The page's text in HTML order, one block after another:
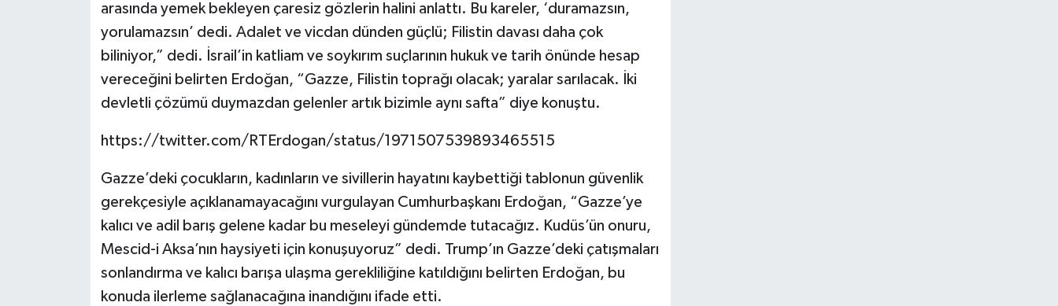
arasında yemek bekleyen çaresiz gözlerin halini anlattı. Bu kareler, ‘duramazsın,
yorulamazsın’ dedi. Adalet ve vicdan dünden güçlü; Filistin davası daha çok
biliniyor,” dedi. İsrail’in katliam ve soykırım suçlarının hukuk ve tarih önünde hesap
vereceğini belirten Erdoğan, “Gazze, Filistin toprağı olacak; yaralar sarılacak. İki
devletli çözümü duymazdan gelenler artık bizimle aynı safta” diye konuştu.
https://twitter.com/RTErdogan/status/1971507539893465515
Gazze’deki çocukların, kadınların ve sivillerin hayatını kaybettiği tablonun güvenlik
gerekçesiyle açıklanamayacağını vurgulayan Cumhurbaşkanı Erdoğan, “Gazze’ye
kalıcı ve adil barış gelene kadar bu meseleyi gündemde tutacağız. Kudüs’ün onuru,
Mescid-i Aksa’nın haysiyeti için konuşuyoruz” dedi. Trump’ın Gazze’deki çatışmaları
sonlandırma ve kalıcı barışa ulaşma gerekliliğine katıldığını belirten Erdoğan, bu
konuda ilerleme sağlanacağına inandığını ifade etti.